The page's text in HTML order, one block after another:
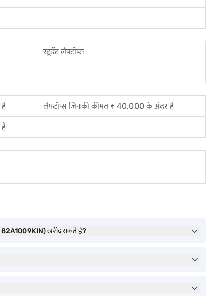
स्टूडेंट लैपटॉप्स
लैपटॉप्स जिनकी कीमत ₹ 40,000 के अंदर है
खरीद सकते हैं?